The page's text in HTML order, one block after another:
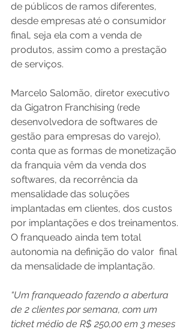
de públicos de ramos diferentes,
desde empresas até o consumidor
final, seja ela com a venda de
produtos, assim como a prestação
de serviços.
Marcelo Salomão, diretor executivo
da Gigatron Franchising (rede
desenvolvedora de softwares de
gestão para empresas do varejo),
conta que as formas de monetização
da franquia vêm da venda dos
softwares, da recorrência da
mensalidade das soluções
implantadas em clientes, dos custos
por implantações e dos treinamentos.
O franqueado ainda tem total
autonomia na definição do valor  final
da mensalidade de implantação.
“Um franqueado fazendo a abertura
de 2 clientes por semana, com um
ticket médio de R$ 250,00 em 3 meses